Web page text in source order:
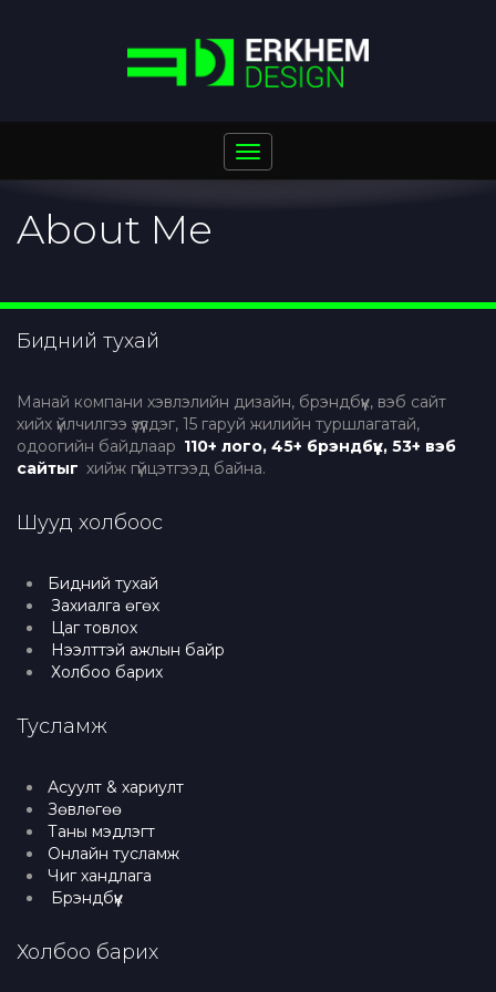
Toggle
navigation
About Me
Бидний тухай
Манай компани хэвлэлийн дизайн, брэндбүүк, вэб сайт
хийх үйлчилгээ үзүүлдэг, 15 гаруй жилийн туршлагатай,
одоогийн байдлаар 110+ лого, 45+ брэндбүүк, 53+ вэб
сайтыг хийж гүйцэтгээд байна.
Шууд холбоос
Бидний тухай
Захиалга өгөх
Цаг товлох
Нээлттэй ажлын байр
Холбоо барих
Тусламж
Асуулт & хариулт
Зөвлөгөө
Таны мэдлэгт
Онлайн тусламж
Чиг хандлага
Брэндбүүк
Холбоо барих